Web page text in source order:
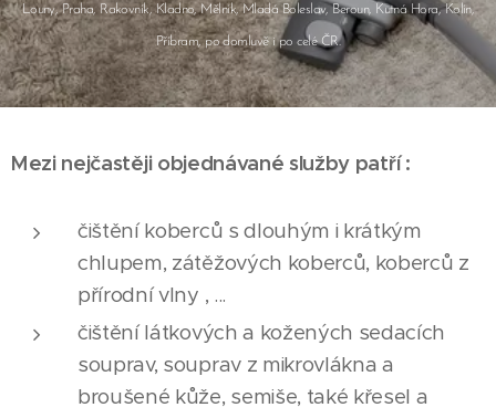
Louny, Praha, Rakovník, Kladno, Mělník, Mladá Boleslav, Beroun, Kutná Hora, Kolín,
Příbram, po domluvě i po celé ČR.
Mezi nejčastěji objednávané služby patří :
čištění koberců s dlouhým i krátkým
chlupem, zátěžových koberců, koberců z
přírodní vlny , ...
čištění látkových a kožených sedacích
souprav, souprav z mikrovlákna a
broušené kůže, semiše, také křesel a